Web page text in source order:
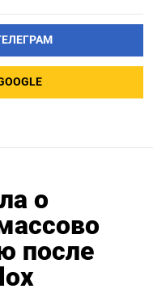
о
после